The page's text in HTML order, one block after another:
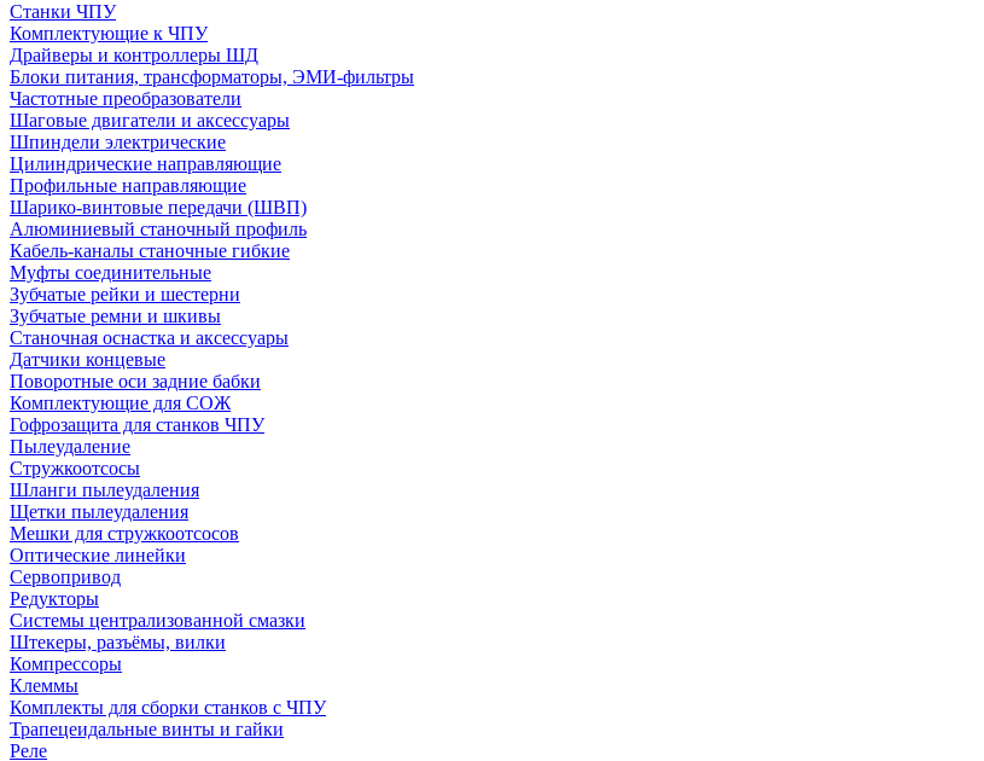
Станки ЧПУ
Комплектующие к ЧПУ
Драйверы и контроллеры ШД
Блоки питания, трансформаторы, ЭМИ-фильтры
Частотные преобразователи
Шаговые двигатели и аксессуары
Шпиндели электрические
Цилиндрические направляющие
Профильные направляющие
Шарико-винтовые передачи (ШВП)
Алюминиевый станочный профиль
Кабель-каналы станочные гибкие
Муфты соединительные
Зубчатые рейки и шестерни
Зубчатые ремни и шкивы
Станочная оснастка и аксессуары
Датчики концевые
Поворотные оси задние бабки
Комплектующие для СОЖ
Гофрозащита для станков ЧПУ
Пылеудаление
Стружкоотсосы
Шланги пылеудаления
Щетки пылеудаления
Мешки для стружкоотсосов
Оптические линейки
Сервопривод
Редукторы
Системы централизованной смазки
Штекеры, разъёмы, вилки
Компрессоры
Клеммы
Комплекты для сборки станков с ЧПУ
Трапецеидальные винты и гайки
Реле